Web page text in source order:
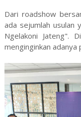
Dari roadshow
ada sejumlah usulan
Ngelakoni Jateng".
menginginkan adanya